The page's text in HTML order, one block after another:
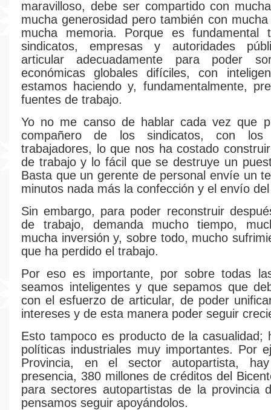
maravilloso, debe ser compartido con
mucha generosidad pero también con
mucha memoria. Porque es fundamental
sindicatos, empresas y autoridades
articular adecuadamente para poder
económicas globales difíciles, con
estamos haciendo y, fundamentalmente,
fuentes de trabajo.
Yo no me canso de hablar cada vez que
compañero de los sindicatos, con los
trabajadores, lo que nos ha costado
de trabajo y lo fácil que se destruye un
Basta que un gerente de personal envíe un
minutos nada más la confección y el envío
Sin embargo, para poder reconstruir
de trabajo, demanda mucho tiempo,
mucha inversión y, sobre todo, mucho
que ha perdido el trabajo.
Por eso es importante, por sobre todas
seamos inteligentes y que sepamos que
con el esfuerzo de articular, de poder
intereses y de esta manera poder seguir
Esto tampoco es producto de la casualidad;
políticas industriales muy importantes. Por
Provincia, en el sector autopartista,
presencia, 380 millones de créditos del
para sectores autopartistas de la provincia
pensamos seguir apoyándolos.